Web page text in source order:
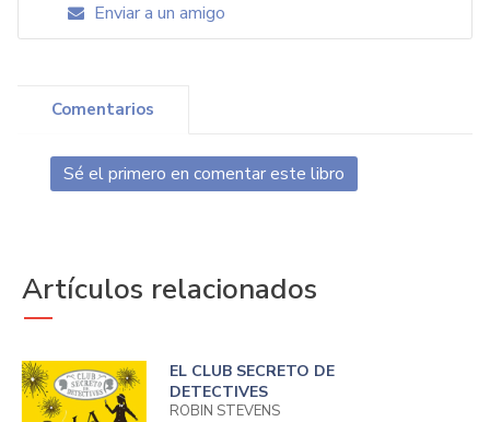
Enviar a un amigo
Comentarios
Sé el primero en comentar este libro
Artículos relacionados
EL CLUB SECRETO DE
DETECTIVES
ROBIN STEVENS